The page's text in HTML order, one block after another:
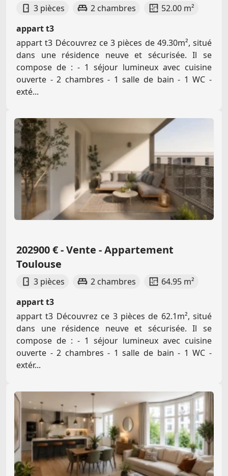
3 pièces 2 chambres
52.00 m²
appart t3
appart t3 Découvrez ce 3 pièces de 49.30m², situé
dans une résidence neuve et sécurisée. Il se
compose de : - 1 séjour lumineux avec cuisine
ouverte - 2 chambres - 1 salle de bain - 1 WC -
exté...
202900 € - Vente - Appartement
Toulouse
3 pièces 2 chambres
64.95 m²
appart t3
appart t3 Découvrez ce 3 pièces de 62.1m², situé
dans une résidence neuve et sécurisée. Il se
compose de : - 1 séjour lumineux avec cuisine
ouverte - 2 chambres - 1 salle de bain - 1 WC -
extér...